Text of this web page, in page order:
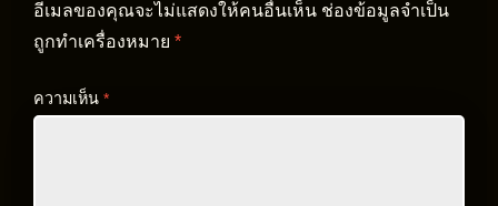
อีเมลของคุณจะไม่แสดงให้คนอื่นเห็น ช่องข้อมูลจำเป็น
ถูกทำเครื่องหมาย *
ความเห็น *